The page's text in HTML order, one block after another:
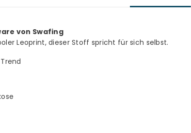
von Swafing
Leoprint, dieser Stoff spricht für sich selbst.